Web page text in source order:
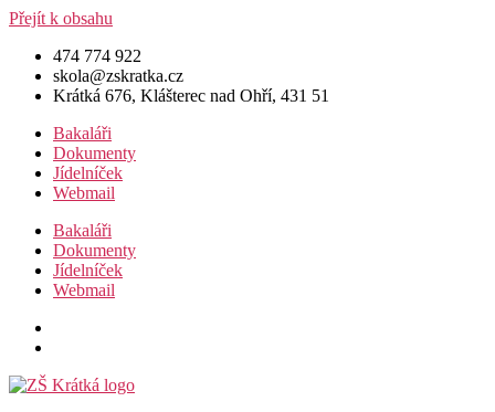
Přejít k obsahu
474 774 922
skola@zskratka.cz
Krátká 676, Klášterec nad Ohří, 431 51
Bakaláři
Dokumenty
Jídelníček
Webmail
Bakaláři
Dokumenty
Jídelníček
Webmail